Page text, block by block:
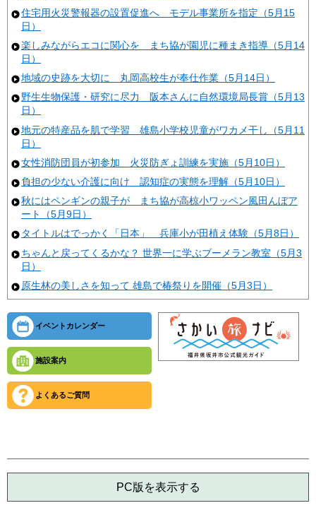
住宅用火災警報器の設置促進へ モデル事業所を指定（5月15
日）
楽しみながらエコに関心を まち協が園児に種まき指導（5月14
日）
地域の史跡を大切に 丸岡高校生が奉仕作業（5月14日）
野生生物保護・研究に尽力 阪本さんに自然環境局長賞（5月13
日）
地元の特産品を肌で学習 雄島小学校児童がワカメ干し（5月11
日）
女性消防団員が初参加 火災防ぎょ訓練を実施（5月10日）
負担の少ない介護に向け 認知症の実態を理解（5月10日）
秋にはペンギンの親子が まち協が高椋小ワッペン風田んぼア
ート（5月9日）
タイトルはでっかく「日本」 兵庫小が田植え体験（5月8日）
ちゃんと戻ってくるかな？ 世界一に学ぶブーメラン教室（5月3
日）
原生林の美しさを知って 雄島で椿祭りを開催（5月3日）
イベントカレンダー
施設案内
よくあるご質問
PC版を表示する